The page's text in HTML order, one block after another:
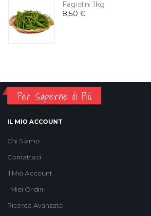
Fagiolini 1kg
8,50 €
Per Saperne di Più
IL MIO ACCOUNT
Chi Siamo
Contattaci
Il Mio Account
I Miei Ordini
Ricerca Avanzata